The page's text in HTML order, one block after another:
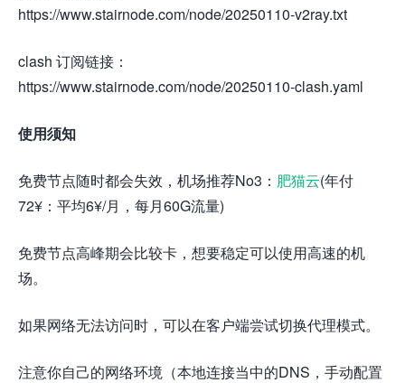
https://www.stairnode.com/node/20250110-v2ray.txt
clash 订阅链接：
https://www.stairnode.com/node/20250110-clash.yaml
使用须知
免费节点随时都会失效，机场推荐No3： 肥猫云(年付
72¥：平均6¥/月，每月60G流量)
免费节点高峰期会比较卡，想要稳定可以使用高速的机
场。
如果网络无法访问时，可以在客户端尝试切换代理模式。
注意你自己的网络环境（本地连接当中的DNS，手动配置